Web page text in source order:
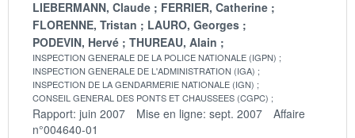
LIEBERMANN, Claude
FERRIER, Catherine
FLORENNE, Tristan
LAURO, Georges
PODEVIN, Hervé
THUREAU, Alain
INSPECTION GENERALE DE LA POLICE NATIONALE (IGPN)
INSPECTION GENERALE DE L'ADMINISTRATION (IGA)
INSPECTION DE LA GENDARMERIE NATIONALE (IGN)
CONSEIL GENERAL DES PONTS ET CHAUSSEES (CGPC)
Rapport: juin 2007 Mise en ligne: sept. 2007
Affaire
n°004640-01